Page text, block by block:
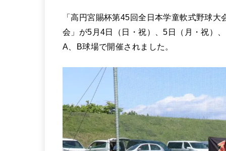
「高円宮賜杯第45回全日本学童軟式野球
会」が5月4日（日・祝）、5日（月・祝）
A、B球場で開催されました。